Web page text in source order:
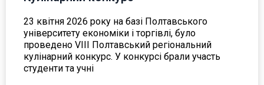
23 квітня 2026 року на базі Полтавського
університету економіки і торгівлі, було
проведено VІII Полтавський регіональний
кулінарний конкурс. У конкурсі брали участь
студенти та учні